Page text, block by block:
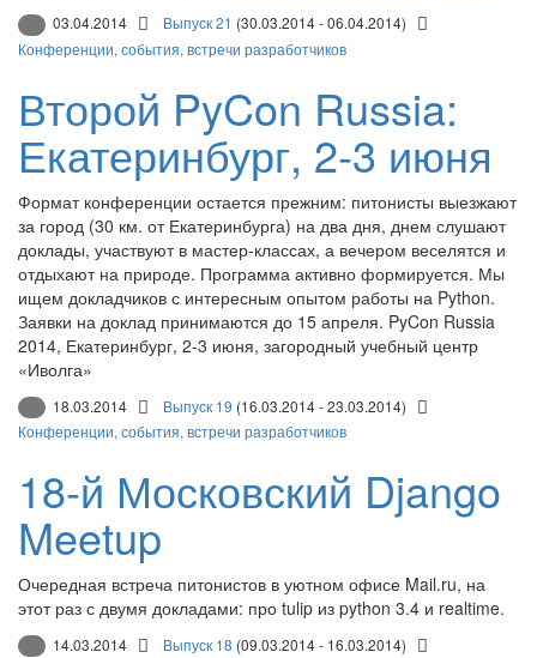
03.04.2014 Выпуск 21 (30.03.2014 - 06.04.2014)
Конференции, события, встречи разработчиков
Второй PyCon Russia:
Екатеринбург, 2-3 июня
Формат конференции остается прежним: питонисты выезжают
за город (30 км. от Екатеринбурга) на два дня, днем слушают
доклады, участвуют в мастер-классах, а вечером веселятся и
отдыхают на природе. Программа активно формируется. Мы
ищем докладчиков с интересным опытом работы на Python.
Заявки на доклад принимаются до 15 апреля. PyCon Russia
2014, Екатеринбург, 2-3 июня, загородный учебный центр
«Иволга»
18.03.2014 Выпуск 19 (16.03.2014 - 23.03.2014)
Конференции, события, встречи разработчиков
18-й Московский Django
Meetup
Очередная встреча питонистов в уютном офисе Mail.ru, на
этот раз с двумя докладами: про tulip из python 3.4 и realtime.
14.03.2014 Выпуск 18 (09.03.2014 - 16.03.2014)